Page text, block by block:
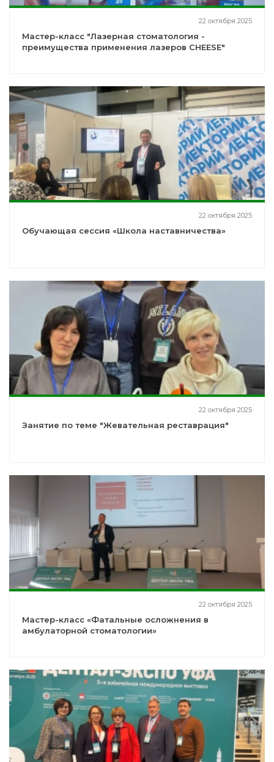
22 октября 2025
Мастер-класс "Лазерная стоматология -
преимущества применения лазеров CHEESE"
22 октября 2025
Обучающая сессия «Школа наставничества»
22 октября 2025
Занятие по теме "Жевательная реставрация"
22 октября 2025
Мастер-класс «Фатальные осложнения в
амбулаторной стоматологии»